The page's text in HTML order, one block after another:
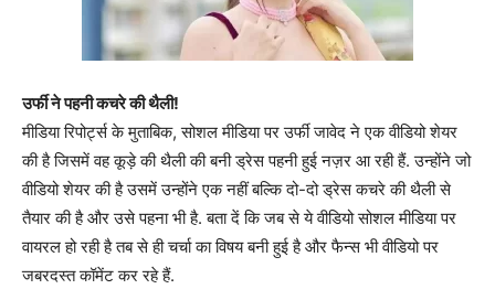
उर्फी ने पहनी कचरे की थैली!
मीडिया रिपोर्ट्स के मुताबिक, सोशल मीडिया पर उर्फी जावेद ने एक वीडियो शेयर
की है जिसमें वह कूड़े की थैली की बनी ड्रेस पहनी हुई नज़र आ रही हैं. उन्होंने जो
वीडियो शेयर की है उसमें उन्होंने एक नहीं बल्कि दो-दो ड्रेस कचरे की थैली से
तैयार की है और उसे पहना भी है. बता दें कि जब से ये वीडियो सोशल मीडिया पर
वायरल हो रही है तब से ही चर्चा का विषय बनी हुई है और फैन्स भी वीडियो पर
जबरदस्त कॉमेंट कर रहे हैं.